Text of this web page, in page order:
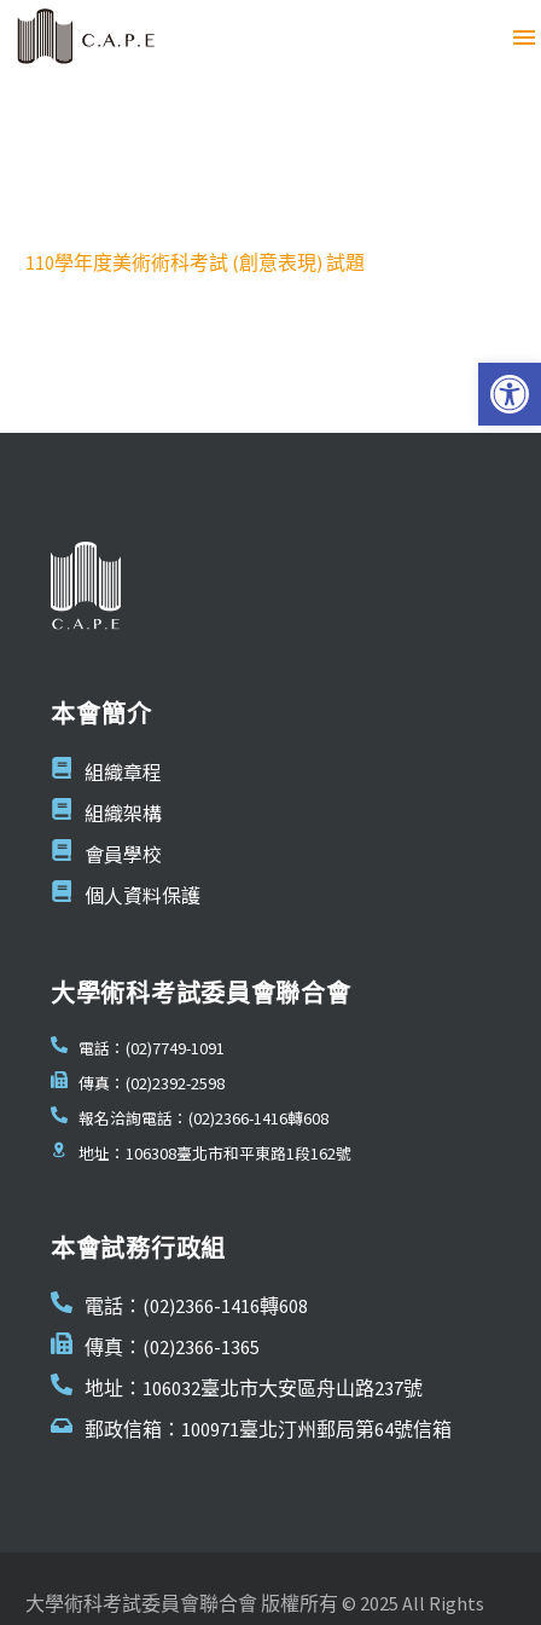
110學年度美術術科考試 (創意表現) 試題
本會簡介
組織章程
組織架構
會員學校
個人資料保護
大學術科考試委員會聯合會
電話：(02)7749-1091
傳真：(02)2392-2598
報名洽詢電話：(02)2366-1416轉608
地址：106308臺北市和平東路1段162號
本會試務行政組
電話：(02)2366-1416轉608
傳真：(02)2366-1365
地址：106032臺北市大安區舟山路237號
郵政信箱：100971臺北汀州郵局第64號信箱
大學術科考試委員會聯合會 版權所有 © 2025 All Rights